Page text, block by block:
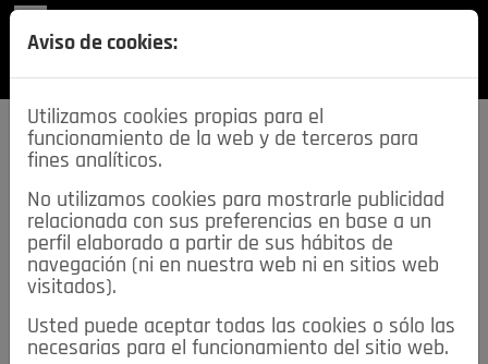
SECCIONES
descarga esta
REVISTA
≡NOTICIAS
Aviso de cookies:
Utilizamos cookies propias para el
funcionamiento de la web y de terceros para
fines analíticos.
No utilizamos cookies para mostrarle publicidad
relacionada con sus preferencias en base a un
perfil elaborado a partir de sus hábitos de
navegación (ni en nuestra web ni en sitios web
visitados).
Usted puede aceptar todas las cookies o sólo las
necesarias para el funcionamiento del sitio web.